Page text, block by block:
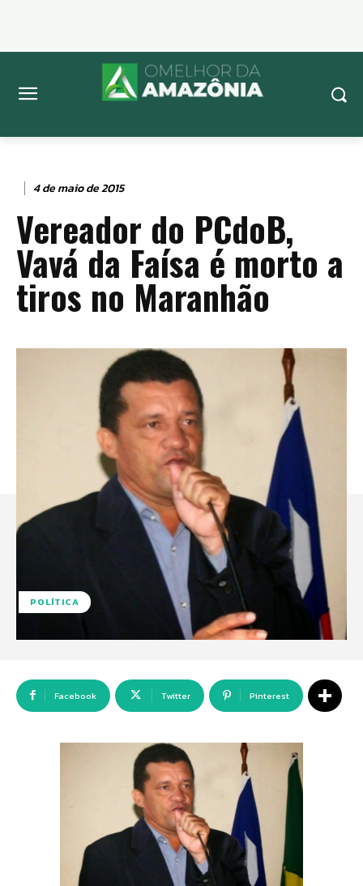
4 de maio de 2015
Vereador do PCdoB,
Vavá da Faísa é morto a
tiros no Maranhão
POLÍTICA
Facebook Twitter Pinterest